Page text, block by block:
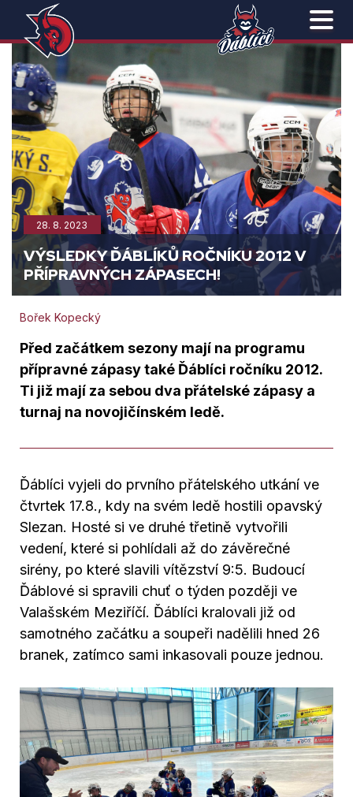
28. 8. 2023
VÝSLEDKY ĎÁBLÍKŮ ROČNÍKU 2012 V
PŘÍPRAVNÝCH ZÁPASECH!
Bořek Kopecký
Před začátkem sezony mají na programu
přípravné zápasy také Ďáblíci ročníku 2012.
Ti již mají za sebou dva přátelské zápasy a
turnaj na novojičínském ledě.
Ďáblíci vyjeli do prvního přátelského utkání ve
čtvrtek 17.8., kdy na svém ledě hostili opavský
Slezan. Hosté si ve druhé třetině vytvořili
vedení, které si pohlídali až do závěrečné
sirény, po které slavili vítězství 9:5. Budoucí
Ďáblové si spravili chuť o týden později ve
Valašském Meziříčí. Ďáblíci kralovali již od
samotného začátku a soupeři nadělili hned 26
branek, zatímco sami inkasovali pouze jednou.